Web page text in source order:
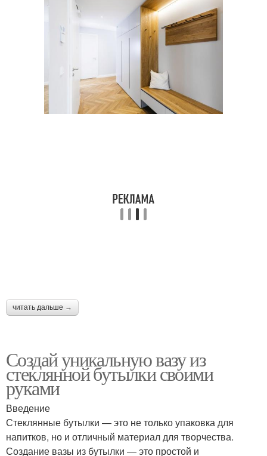
Украшения для класса
Материалы для
украшения
Замечательные
украшения
Оригинальные
читать дальше →
Создай уникальную вазу из
стеклянной бутылки своими
руками
Введение
Стеклянные бутылки — это не только упаковка для
напитков, но и отличный материал для творчества.
Создание вазы из бутылки — это простой и